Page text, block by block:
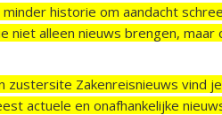
historie om aandacht
niet alleen nieuws brengen,
zustersite Zakenreisnieuws vind
actuele en onafhankelijke